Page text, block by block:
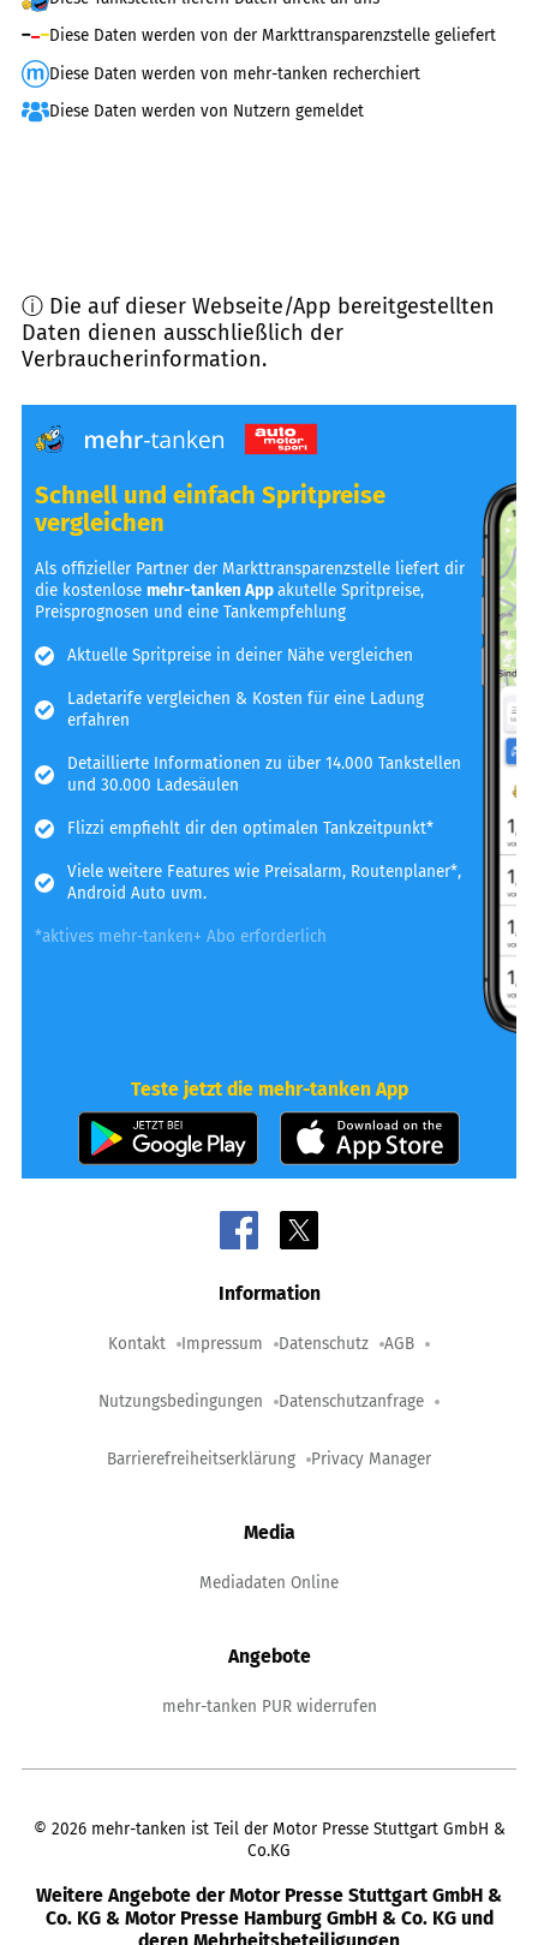
Diese Daten werden von der Markttransparenzstelle geliefert
Diese Daten werden von mehr-tanken recherchiert
Diese Daten werden von Nutzern gemeldet
ⓘ Die auf dieser Webseite/App bereitgestellten
Daten dienen ausschließlich der
Verbraucherinformation.
Schnell und einfach Spritpreise
vergleichen
Als offizieller Partner der Markttransparenzstelle liefert dir
die kostenlosemehr-tanken Appakutelle Spritpreise,
Preisprognosen und eine Tankempfehlung
Aktuelle Spritpreise in deiner Nähe vergleichen
Ladetarife vergleichen & Kosten für eine Ladung
erfahren
Detaillierte Informationen zu über 14.000 Tankstellen
und 30.000 Ladesäulen
Flizzi empfiehlt dir den optimalen Tankzeitpunkt*
Viele weitere Features wie Preisalarm, Routenplaner*,
Android Auto uvm.
*aktives mehr-tanken+ Abo erforderlich
Teste jetzt die mehr-tanken App
Information
Kontakt Impressum Datenschutz AGB
Nutzungsbedingungen Datenschutzanfrage
Barrierefreiheitserklärung Privacy Manager
Media
Mediadaten Online
Angebote
mehr-tanken PUR widerrufen
© 2026 mehr-tanken ist Teil der Motor Presse Stuttgart GmbH &
Co.KG
Weitere Angebote der Motor Presse Stuttgart GmbH &
Co. KG & Motor Presse Hamburg GmbH & Co. KG und
deren Mehrheitsbeteiligungen